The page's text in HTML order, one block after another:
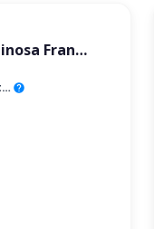
Luz Edith Espinosa Franco
Integrativo help